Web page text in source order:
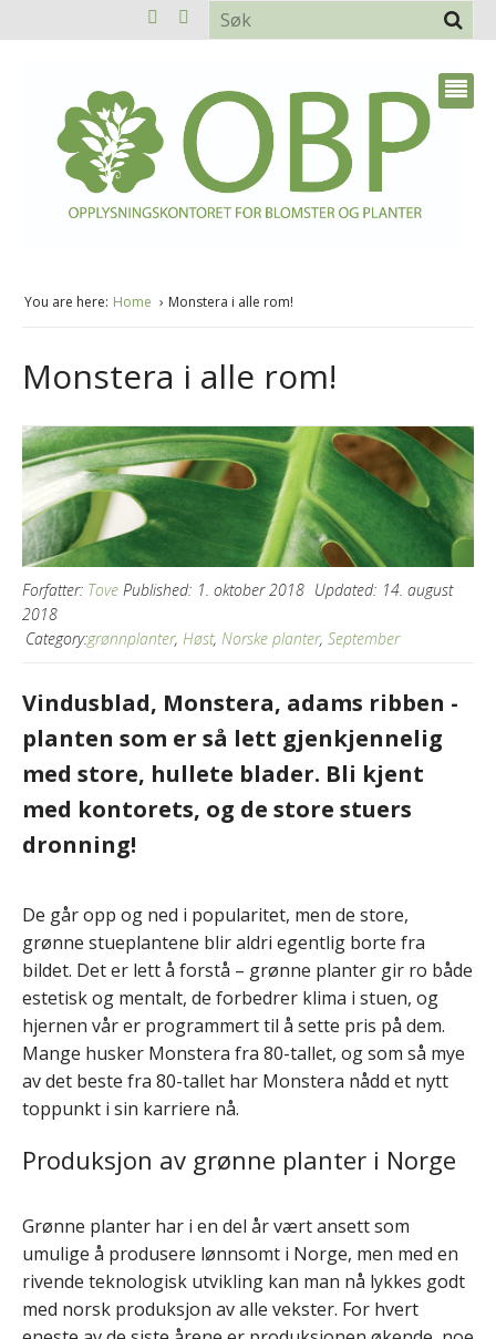
You are here: Home Monstera i alle rom!
Monstera i alle rom!
Forfatter: Tove Published: 1. oktober 2018 Updated: 14. august
2018
Category:grønnplanter, Høst, Norske planter, September
Vindusblad, Monstera, adams ribben -
planten som er så lett gjenkjennelig
med store, hullete blader. Bli kjent
med kontorets, og de store stuers
dronning!
De går opp og ned i popularitet, men de store,
grønne stueplantene blir aldri egentlig borte fra
bildet. Det er lett å forstå – grønne planter gir ro både
estetisk og mentalt, de forbedrer klima i stuen, og
hjernen vår er programmert til å sette pris på dem.
Mange husker Monstera fra 80-tallet, og som så mye
av det beste fra 80-tallet har Monstera nådd et nytt
toppunkt i sin karriere nå.
Produksjon av grønne planter i Norge
Grønne planter har i en del år vært ansett som
umulige å produsere lønnsomt i Norge, men med en
rivende teknologisk utvikling kan man nå lykkes godt
med norsk produksjon av alle vekster. For hvert